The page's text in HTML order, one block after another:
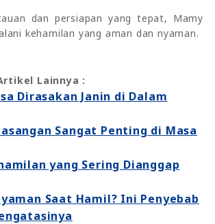
dan persiapan yang tepat, Mamy
kehamilan yang aman dan nyaman.
Lainnya :
Dirasakan Janin di Dalam
Sangat Penting di Masa
yang Sering Dianggap
Saat Hamil? Ini Penyebab